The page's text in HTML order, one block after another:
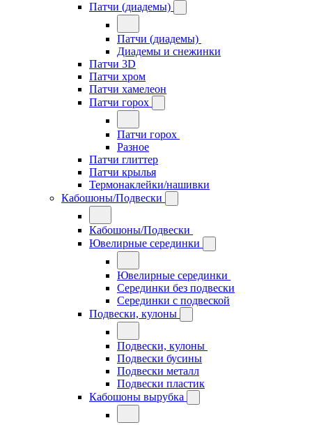
Патчи (диадемы)
Патчи (диадемы)
Диадемы и снежинки
Патчи 3D
Патчи хром
Патчи хамелеон
Патчи горох
Патчи горох
Разное
Патчи глиттер
Патчи крылья
Термонаклейки/нашивки
Кабошоны/Подвески
Кабошоны/Подвески
Ювелирные серединки
Ювелирные серединки
Серединки без подвески
Серединки с подвеской
Подвески, кулоны
Подвески, кулоны
Подвески бусины
Подвески металл
Подвески пластик
Кабошоны вырубка